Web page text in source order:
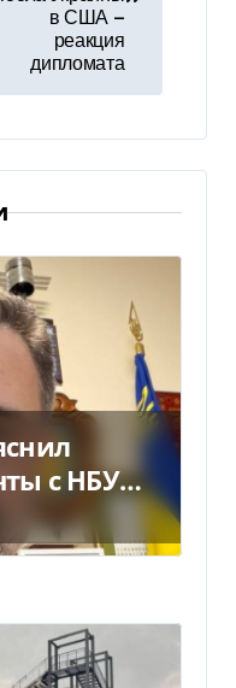
в США —
реакция
дипломата
с НБУ